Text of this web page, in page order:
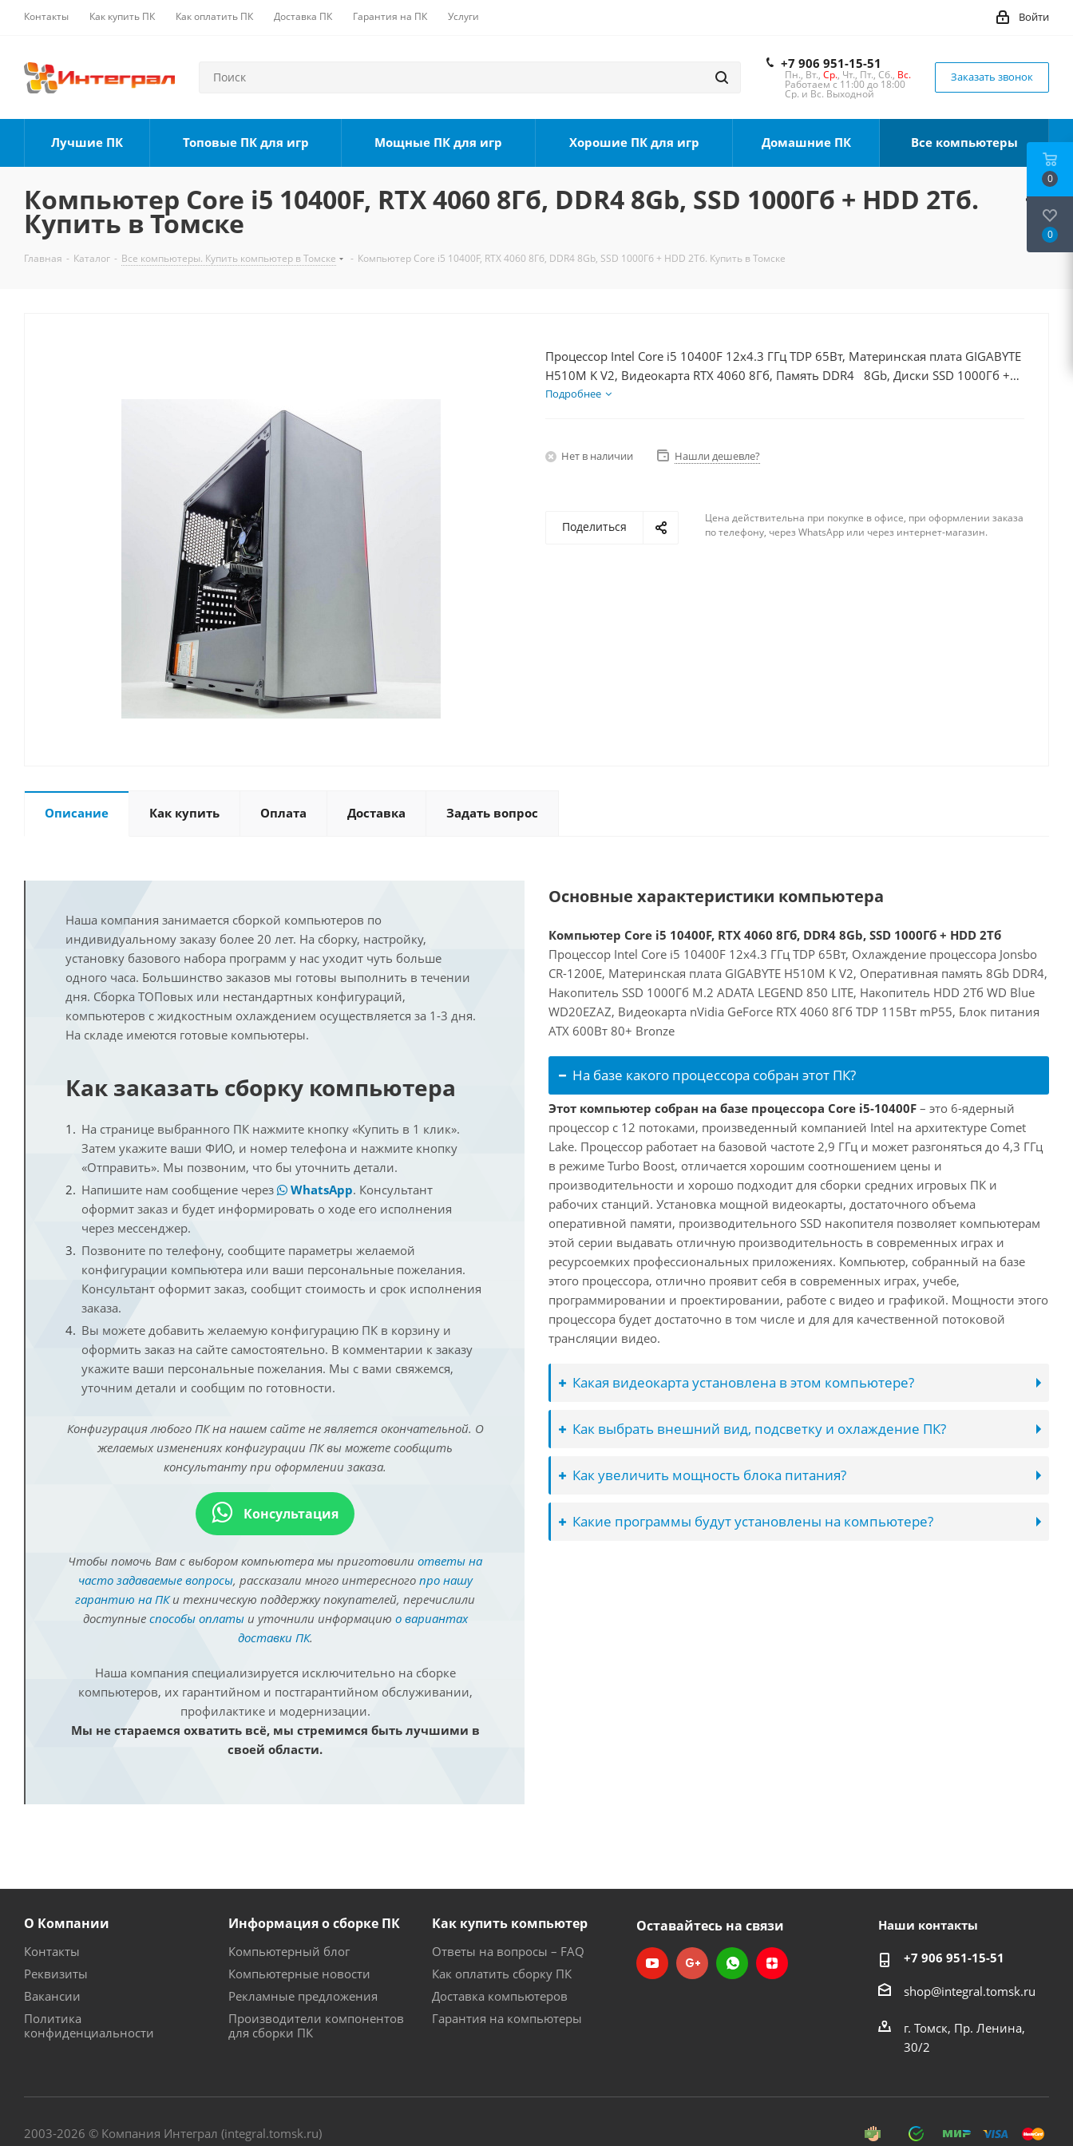
Контакты Как купить ПК Как оплатить ПК Доставка ПК Гарантия на ПК Услуги Войти
+7 906 951-15-51
Пн., Вт., Ср., Чт., Пт., Сб., Вс.
Работаем с 11:00 до 18:00
Ср. и Вс. Выходной
Заказать звонок
Лучшие ПК Топовые ПК для игр Мощные ПК для игр Хорошие ПК для игр Домашние ПК Все компьютеры
Компьютер Core i5 10400F, RTX 4060 8Гб, DDR4 8Gb, SSD 1000Гб + HDD 2Тб.
Купить в Томске
Главная - Каталог - Все компьютеры. Купить компьютер в Томске - Компьютер Core i5 10400F, RTX 4060 8Гб, DDR4 8Gb, SSD 1000Гб + HDD 2Тб. Купить в Томске
Процессор Intel Core i5 10400F 12x4.3 ГГц TDP 65Вт, Материнская плата GIGABYTE
H510M K V2, Видеокарта RTX 4060 8Гб, Память DDR4 8Gb, Диски SSD 1000Гб +
HDD 2Тб, БП 600Вт
Подробнее
Нет в наличии Нашли дешевле?
Поделиться
Цена действительна при покупке в офисе, при оформлении заказа
по телефону, через WhatsApp или через интернет-магазин.
Описание Как купить Оплата Доставка Задать вопрос
Наша компания занимается сборкой компьютеров по
индивидуальному заказу более 20 лет. На сборку, настройку,
установку базового набора программ у нас уходит чуть больше
одного часа. Большинство заказов мы готовы выполнить в течении
дня. Сборка ТОПовых или нестандартных конфигураций,
компьютеров с жидкостным охлаждением осуществляется за 1-3 дня.
На складе имеются готовые компьютеры.
Как заказать сборку компьютера
На странице выбранного ПК нажмите кнопку «Купить в 1 клик».
Затем укажите ваши ФИО, и номер телефона и нажмите кнопку
«Отправить». Мы позвоним, что бы уточнить детали.
Напишите нам сообщение через
WhatsApp. Консультант
оформит заказ и будет информировать о ходе его исполнения
через мессенджер.
Позвоните по телефону, сообщите параметры желаемой
конфигурации компьютера или ваши персональные пожелания.
Консультант оформит заказ, сообщит стоимость и срок исполнения
заказа.
Вы можете добавить желаемую конфигурацию ПК в корзину и
оформить заказ на сайте самостоятельно. В комментарии к заказу
укажите ваши персональные пожелания. Мы с вами свяжемся,
уточним детали и сообщим по готовности.
Конфигурация любого ПК на нашем сайте не является окончательной. О
желаемых изменениях конфигурации ПК вы можете сообщить
консультанту при оформлении заказа.
Консультация
Чтобы помочь Вам с выбором компьютера мы приготовили ответы на
часто задаваемые вопросы, рассказали много интересного про нашу
гарантию на ПКи техническую поддержку покупателей, перечислили
доступные способы оплатыи уточнили информацию о вариантах
доставки ПК.
Наша компания специализируется исключительно на сборке
компьютеров, их гарантийном и постгарантийном обслуживании,
профилактике и модернизации.
Мы не стараемся охватить всё, мы стремимся быть лучшими в
своей области.
Основные характеристики компьютера
Компьютер Core i5 10400F, RTX 4060 8Гб, DDR4 8Gb, SSD 1000Гб + HDD 2Тб
Процессор Intel Core i5 10400F 12x4.3 ГГц TDP 65Вт, Охлаждение процессора Jonsbo
CR-1200E, Материнская плата GIGABYTE H510M K V2, Оперативная память 8Gb DDR4,
Накопитель SSD 1000Гб M.2 ADATA LEGEND 850 LITE, Накопитель HDD 2Тб WD Blue
WD20EZAZ, Видеокарта nVidia GeForce RTX 4060 8Гб TDP 115Вт mP55, Блок питания
ATX 600Вт 80+ Bronze
На базе какого процессора собран этот ПК?
Этот компьютер собран на базе процессора Core i5-10400F – это 6-ядерный
процессор с 12 потоками, произведенный компанией Intel на архитектуре Comet
Lake. Процессор работает на базовой частоте 2,9 ГГц и может разгоняться до 4,3 ГГц
в режиме Turbo Boost, отличается хорошим соотношением цены и
производительности и хорошо подходит для сборки средних игровых ПК и
рабочих станций. Установка мощной видеокарты, достаточного объема
оперативной памяти, производительного SSD накопителя позволяет компьютерам
этой серии выдавать отличную производительность в современных играх и
ресурсоемких профессиональных приложениях. Компьютер, собранный на базе
этого процессора, отлично проявит себя в современных играх, учебе,
программировании и проектировании, работе с видео и графикой. Мощности этого
процессора будет достаточно в том числе и для для качественной потоковой
трансляции видео.
Какая видеокарта установлена в этом компьютере?
Как выбрать внешний вид, подсветку и охлаждение ПК?
Как увеличить мощность блока питания?
Какие программы будут установлены на компьютере?
О Компании
Контакты
Реквизиты
Вакансии
Политика
конфиденциальности
Информация о сборке ПК
Компьютерный блог
Компьютерные новости
Рекламные предложения
Производители компонентов
для сборки ПК
Как купить компьютер
Ответы на вопросы – FAQ
Как оплатить сборку ПК
Доставка компьютеров
Гарантия на компьютеры
Оставайтесь на связи Наши контакты
+7 906 951-15-51
shop@integral.tomsk.ru
г. Томск, Пр. Ленина,
30/2
2003-2026 © Компания Интеграл (integral.tomsk.ru)
0
0